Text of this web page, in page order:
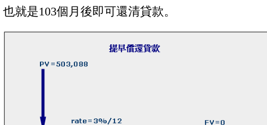
也就是103個月後即可還清貸款。